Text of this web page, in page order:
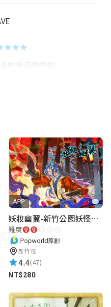
的極品遊戲欸
get into top 3
APP
妖妝幽翼-新竹公園妖怪懸疑事件
難度
Popworld原創
新竹市
4.4(47)
NT$280